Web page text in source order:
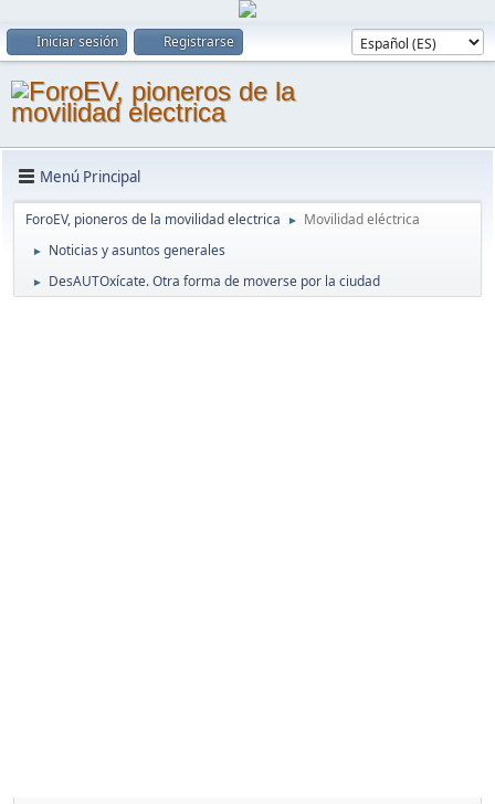
Iniciar sesión Registrarse
Menú Principal
ForoEV, pioneros de la movilidad electrica ► Movilidad eléctrica
► Noticias y asuntos generales
► DesAUTOxícate. Otra forma de moverse por la ciudad